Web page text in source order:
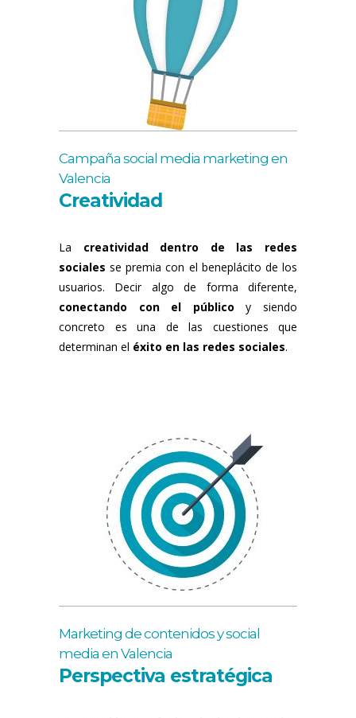
Campaña social media marketing en
Valencia
Creatividad
La creatividad dentro de las redes
sociales se premia con el beneplácito de los
usuarios. Decir algo de forma diferente,
conectando con el público y siendo
concreto es una de las cuestiones que
determinan el éxito en las redes sociales.
Marketing de contenidos y social
media en Valencia
Perspectiva estratégica